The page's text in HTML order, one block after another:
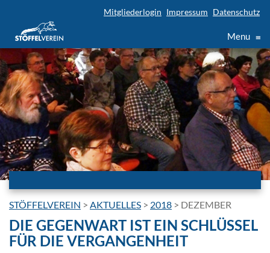
Mitgliederlogin Impressum Datenschutz
Menu ≡
STÖFFELVEREIN > AKTUELLES > 2018 > DEZEMBER
DIE GEGENWART IST EIN SCHLÜSSEL
FÜR DIE VERGANGENHEIT